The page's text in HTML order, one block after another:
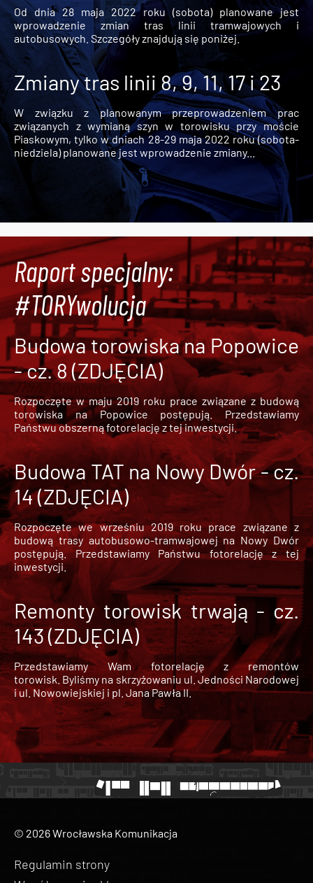
Od dnia 28 maja 2022 roku (sobota) planowane jest
wprowadzenie zmian tras linii tramwajowych i
autobusowych. Szczegóły znajdują się poniżej.
Zmiany tras linii 8, 9, 11, 17 i 23
W związku z planowanym przeprowadzeniem prac
związanych z wymianą szyn w torowisku przy moście
Piaskowym, tylko w dniach 28-29 maja 2022 roku (sobota-
niedziela) planowane jest wprowadzenie zmiany...
Raport specjalny:
#TORYwolucja
Budowa torowiska na Popowice
- cz. 8 (ZDJĘCIA)
Rozpoczęte w maju 2019 roku prace związane z budową
torowiska na Popowice
postępują. Przedstawiamy
Państwu obszerną fotorelację z tej inwestycji.
Budowa TAT na Nowy Dwór - cz.
14 (ZDJĘCIA)
Rozpoczęte we wrześniu 2019 roku prace związane z
budową trasy autobusowo-tramwajowej na Nowy Dwór
postępują. Przedstawiamy Państwu fotorelację z tej
inwestycji.
Remonty torowisk trwają - cz.
143 (ZDJĘCIA)
Przedstawiamy Wam fotorelację z remontów
torowisk. Byliśmy na skrzyżowaniu ul. Jedności Narodowej
i ul. Nowowiejskiej i pl. Jana Pawła II.
© 2026 Wrocławska Komunikacja
Regulamin strony